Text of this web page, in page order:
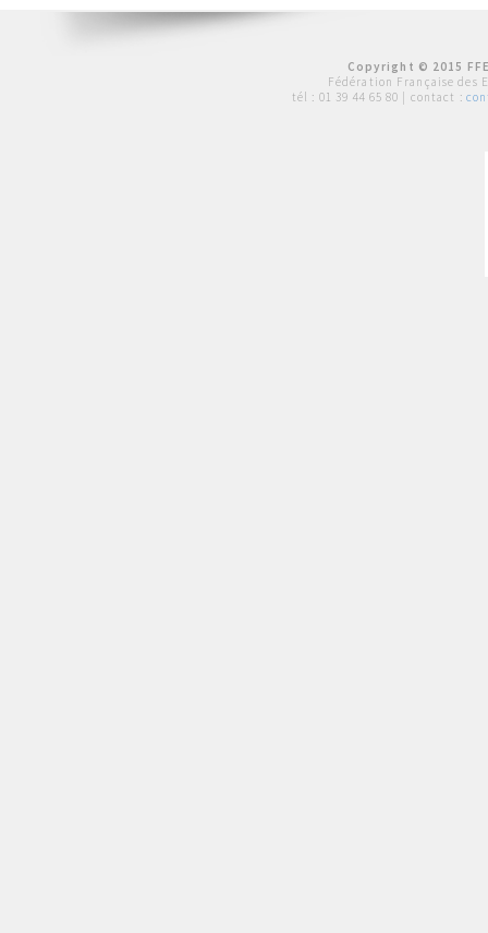
Copyright © 2015
Fédération Française des
tél : 01 39 44 65 80 | contact :